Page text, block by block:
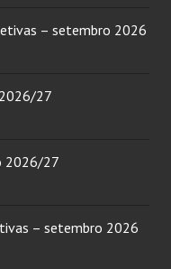
– setembro 2026
27
2026/27
– setembro 2026